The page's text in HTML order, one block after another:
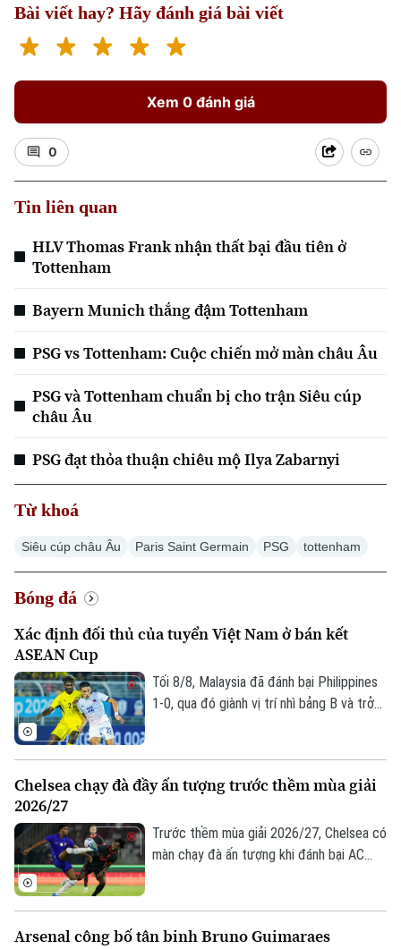
Hà Nội
Chính trị
Xã hội
An ninh trật tự
Hà Nội
Khoảnh khắc Hà Nội
Quân sự
Hồ sơ
Tin tức
Cafe sáng
Tài chính Ngân hàng
Doanh nghiệp
Đầu tư
Đất đai
Kinh nghiệm
Tàu và Xe
Tàu
Xe máy
Thị trường
Đánh giá
Hướng nghiệp
Tin tức
Làng nghề
Di tích
Sức khỏe
Y tế
Dinh dưỡng
Tư vấn sức khỏe
Thể thao
Bóng đá
Golf
Giải trí
Tin tức
Sao
Điện ảnh
Đã phát sóng
Bài viết hay? Hãy đánh giá bài viết
Xem 0 đánh giá
0
Tin liên quan
HLV Thomas Frank nhận thất bại đầu tiên ở
Tottenham
Bayern Munich thắng đậm Tottenham
PSG vs Tottenham: Cuộc chiến mở màn châu Âu
PSG và Tottenham chuẩn bị cho trận Siêu cúp
châu Âu
PSG đạt thỏa thuận chiêu mộ Ilya Zabarnyi
Từ khoá
Siêu cúp châu Âu Paris Saint Germain PSG tottenham
Bóng đá
Xác định đối thủ của tuyển Việt Nam ở bán kết
ASEAN Cup
Tối 8/8, Malaysia đã đánh bại Philippines
1-0, qua đó giành vị trí nhì bảng B và trở
Chelsea chạy đà đầy ấn tượng trước thềm mùa giải
2026/27
Trước thềm mùa giải 2026/27, Chelsea có
màn chạy đà ấn tượng khi đánh bại AC
vào ngày 25/8.
Arsenal công bố tân binh Bruno Guimaraes